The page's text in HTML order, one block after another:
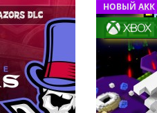
НОВЫЙ АКК